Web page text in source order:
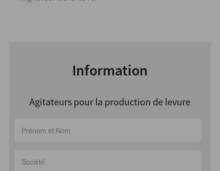
Information
Agitateurs pour la production de levure